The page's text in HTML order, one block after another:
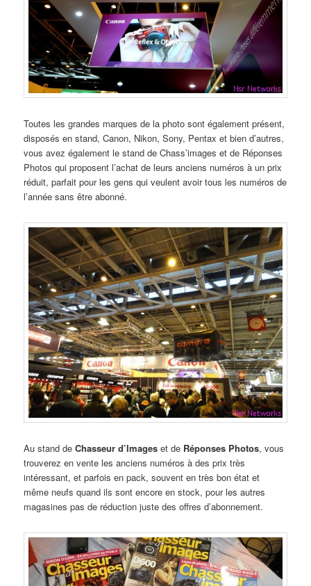
Toutes les grandes marques de la photo sont également présent,
disposés en stand, Canon, Nikon, Sony, Pentax et bien d’autres,
vous avez également le stand de Chass’images et de Réponses
Photos qui proposent l’achat de leurs anciens numéros à un prix
réduit, parfait pour les gens qui veulent avoir tous les numéros de
l’année sans être abonné.
Au stand deChasseur d’Images et de Réponses Photos, vous
trouverez en vente les anciens numéros à des prix très
intéressant, et parfois en pack, souvent en très bon état et
même neufs quand ils sont encore en stock, pour les autres
magasines pas de réduction juste des offres d’abonnement.